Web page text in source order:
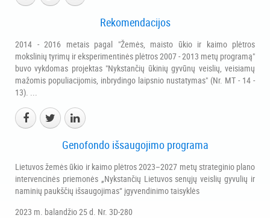
Rekomendacijos
2014 - 2016 metais pagal "Žemės, maisto ūkio ir kaimo plėtros
mokslinių tyrimų ir eksperimentinės plėtros 2007 - 2013 metų programą"
buvo vykdomas projektas "Nykstančių ūkinių gyvūnų veislių, veisiamų
mažomis populiacijomis, inbrydingo laipsnio nustatymas" (Nr. MT - 14 -
13). ...
Genofondo išsaugojimo programa
Lietuvos žemės ūkio ir kaimo plėtros 2023–2027 metų strateginio plano
intervencinės priemonės „Nykstančių Lietuvos senųjų veislių gyvulių ir
naminių paukščių išsaugojimas“ įgyvendinimo taisyklės
2023 m. balandžio 25 d. Nr. 3D-280